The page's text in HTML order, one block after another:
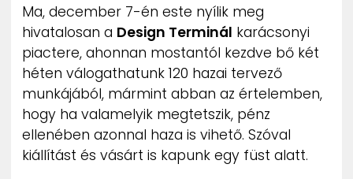
MÉDIAAJÁNLAT
IMPRESSZUM
PR-ARCHÍVUM
ADATKEZELÉSI TÁJÉKOZTATÓ
Ma, december 7-én este nyílik meg
hivatalosan a Design Terminál karácsonyi
piactere, ahonnan mostantól kezdve bő két
héten válogathatunk 120 hazai tervező
munkájából, mármint abban az értelemben,
hogy ha valamelyik megtetszik, pénz
ellenében azonnal haza is vihető. Szóval
kiállítást és vásárt is kapunk egy füst alatt.